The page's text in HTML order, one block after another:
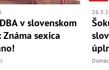
v slovenskom
sexica